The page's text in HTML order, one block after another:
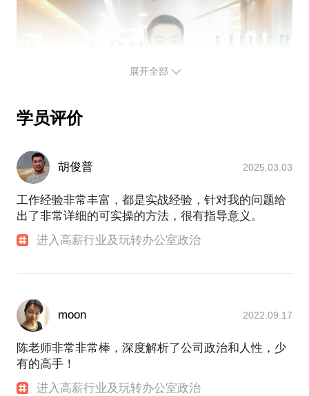
PS.在选择与我见面前，请把你的问题更具体化。毕
竟一小时的谈话只能解决一个小问题。请把你的问题
提前发给我，方便我做更精确的准备，提升见面效
展开全部
学员评价
胡俊普 2025.03.03
工作经验非常丰富，都是实战经验，针对我的问题给
出了非常详细的可实操的方法，很有指导意义。
进入高薪行业及玩转办公室政治
moon 2022.09.17
陈老师非常非常棒，深度解析了公司政治和人性，少
有的高手！
进入高薪行业及玩转办公室政治